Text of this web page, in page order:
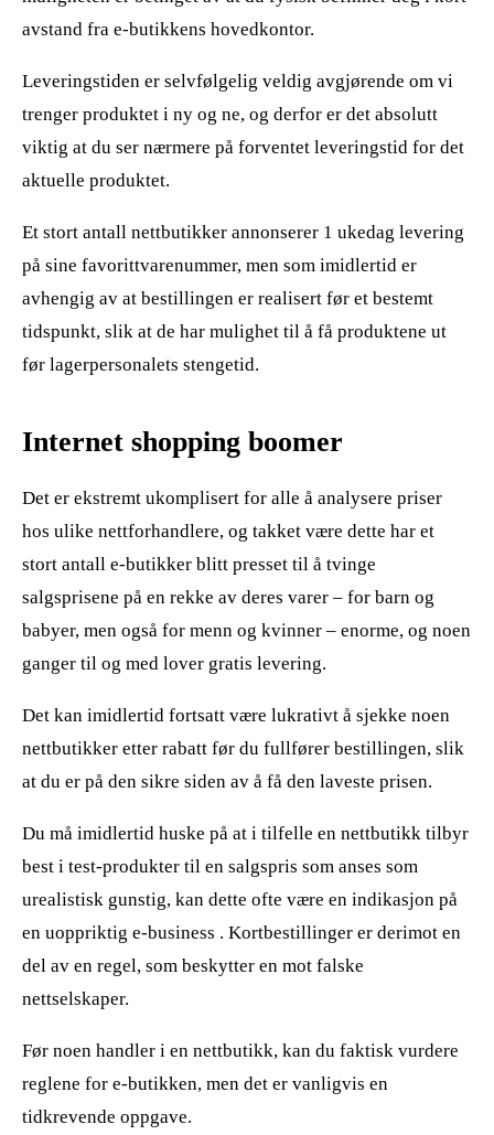
avstand fra e-butikkens hovedkontor.
Leveringstiden er selvfølgelig veldig avgjørende om vi
trenger produktet i ny og ne, og derfor er det absolutt
viktig at du ser nærmere på forventet leveringstid for det
aktuelle produktet.
Et stort antall nettbutikker annonserer 1 ukedag levering
på sine favorittvarenummer, men som imidlertid er
avhengig av at bestillingen er realisert før et bestemt
tidspunkt, slik at de har mulighet til å få produktene ut
før lagerpersonalets stengetid.
Internet shopping boomer
Det er ekstremt ukomplisert for alle å analysere priser
hos ulike nettforhandlere, og takket være dette har et
stort antall e-butikker blitt presset til å tvinge
salgsprisene på en rekke av deres varer – for barn og
babyer, men også for menn og kvinner – enorme, og noen
ganger til og med lover gratis levering.
Det kan imidlertid fortsatt være lukrativt å sjekke noen
nettbutikker etter rabatt før du fullfører bestillingen, slik
at du er på den sikre siden av å få den laveste prisen.
Du må imidlertid huske på at i tilfelle en nettbutikk tilbyr
best i test-produkter til en salgspris som anses som
urealistisk gunstig, kan dette ofte være en indikasjon på
en uoppriktig e-business . Kortbestillinger er derimot en
del av en regel, som beskytter en mot falske
nettselskaper.
Før noen handler i en nettbutikk, kan du faktisk vurdere
reglene for e-butikken, men det er vanligvis en
tidkrevende oppgave.